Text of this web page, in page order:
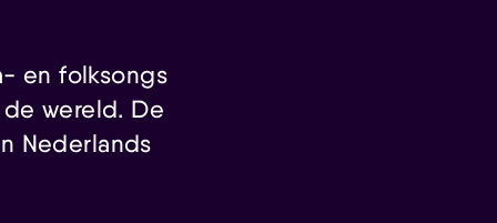
en folksongs
wereld. De
Nederlands